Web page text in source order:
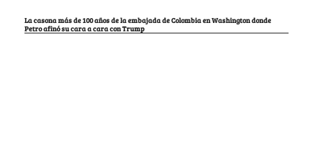
La casona más de 100 años de la embajada de Colombia en Washington donde
Petro afinó su cara a cara con Trump